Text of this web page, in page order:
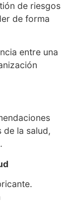
de riesgos
de forma
entre una
de la salud,